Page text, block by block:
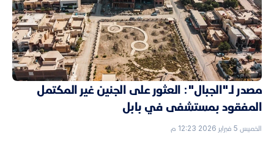
مصدر لـ"الجبال": العثور على الجنين غير المكتمل
المفقود بمستشفى في بابل
الخميس 5 فبراير 2026 12:23 م